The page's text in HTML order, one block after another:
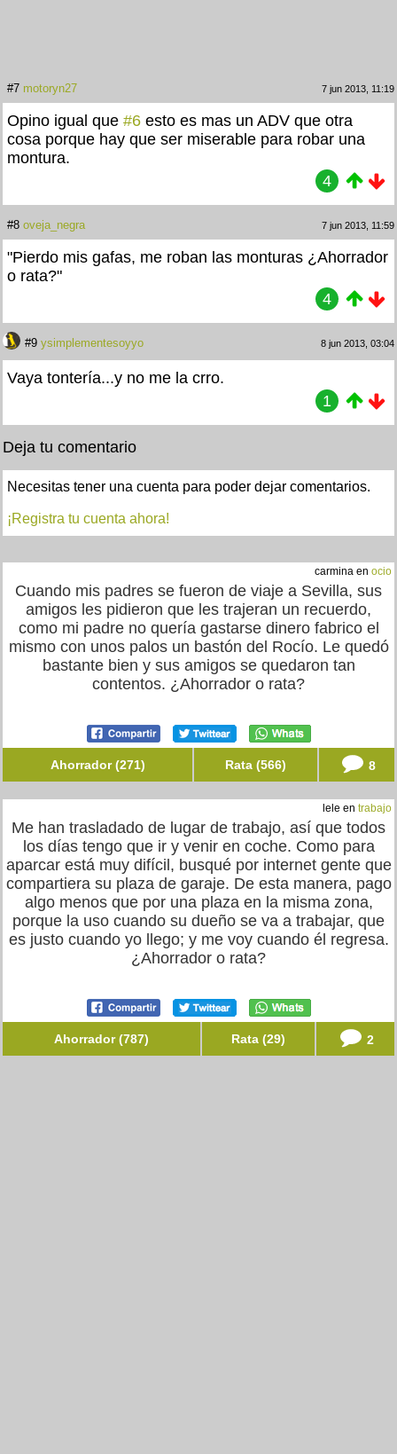
#7 motoryn27 7 jun 2013, 11:19
Opino igual que #6 esto es mas un ADV que otra
cosa porque hay que ser miserable para robar una
montura.
4
#8 oveja_negra 7 jun 2013, 11:59
"Pierdo mis gafas, me roban las monturas ¿Ahorrador
o rata?"
4
#9 ysimplementesoyyo 8 jun 2013, 03:04
Vaya tontería...y no me la crro.
1
Deja tu comentario
Necesitas tener una cuenta para poder dejar comentarios.
¡Registra tu cuenta ahora!
carmina en ocio
Cuando mis padres se fueron de viaje a Sevilla, sus
amigos les pidieron que les trajeran un recuerdo,
como mi padre no quería gastarse dinero fabrico el
mismo con unos palos un bastón del Rocío. Le quedó
bastante bien y sus amigos se quedaron tan
contentos. ¿Ahorrador o rata?
Ahorrador (271) Rata (566) 8
lele en trabajo
Me han trasladado de lugar de trabajo, así que todos
los días tengo que ir y venir en coche. Como para
aparcar está muy difícil, busqué por internet gente que
compartiera su plaza de garaje. De esta manera, pago
algo menos que por una plaza en la misma zona,
porque la uso cuando su dueño se va a trabajar, que
es justo cuando yo llego; y me voy cuando él regresa.
¿Ahorrador o rata?
Ahorrador (787) Rata (29) 2